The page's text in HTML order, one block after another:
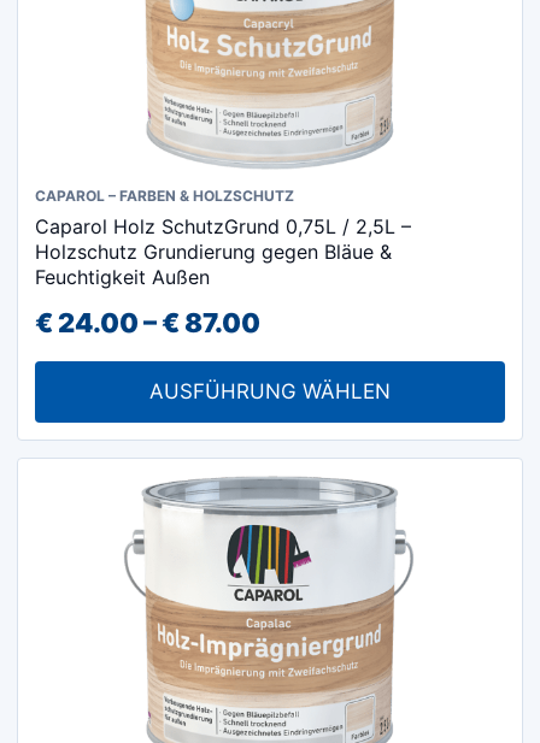
CAPAROL – FARBEN & HOLZSCHUTZ
Caparol Holz SchutzGrund 0,75L / 2,5L –
Holzschutz Grundierung gegen Bläue &
Feuchtigkeit Außen
€24.00–€87.00
€ 24.00
bis
€ 87.00
AUSFÜHRUNG WÄHLEN
Dieses
Produkt
weist
mehrere
Varianten
auf.
Optionen
können
Produktseite